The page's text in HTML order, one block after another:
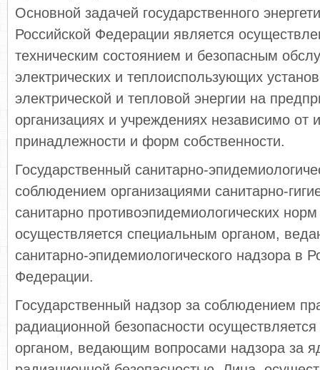
Основной задачей государственного
Российской Федерации является
техническим состоянием и безопасным
электрических и теплоиспользующих
электрической и тепловой энергии на
организациях и учреждениях независимо от
принадлежности и форм собственности.
Государственный санитарно-
соблюдением организациями санитарно-
санитарно противоэпидемиологических
осуществляется специальным органом,
санитарно-эпидемиологического надзора в
Федерации.
Государственный надзор за соблюдением
радиационной безопасности
органом, ведающим вопросами надзора за